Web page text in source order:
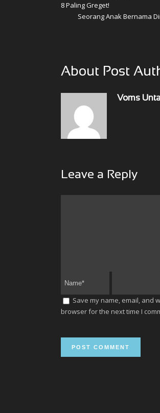
8 Paling Greget!
Seorang Anak Bernama
About Post
Voms
Leave a Reply
Save my name, email, and
browser for the next time I